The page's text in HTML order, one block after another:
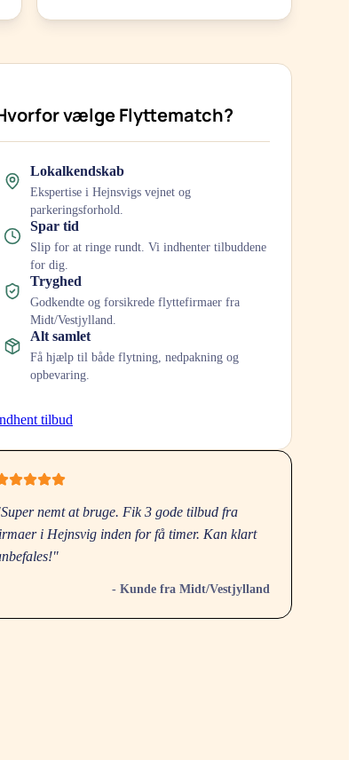
vælge Flyttematch?
Lokalkendskab
Ekspertise i Hejnsvigs vejnet og
parkeringsforhold.
Spar tid
Slip for at ringe rundt. Vi indhenter tilbuddene
for dig.
Tryghed
Godkendte og forsikrede flyttefirmaer fra
Midt/Vestjylland
Alt samlet
Få hjælp til både flytning, nedpakning og
opbevaring.
tilbud
nemt at bruge. Fik 3 gode tilbud fra
i Hejnsvig inden for få timer. Kan klart
- Kunde fra Midt/Vestjylland